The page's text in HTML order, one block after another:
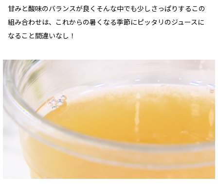
甘みと酸味のバランスが良くそんな中でも少しさっぱりするこの
組み合わせは、これからの暑くなる季節にピッタリのジュースに
なること間違いなし！